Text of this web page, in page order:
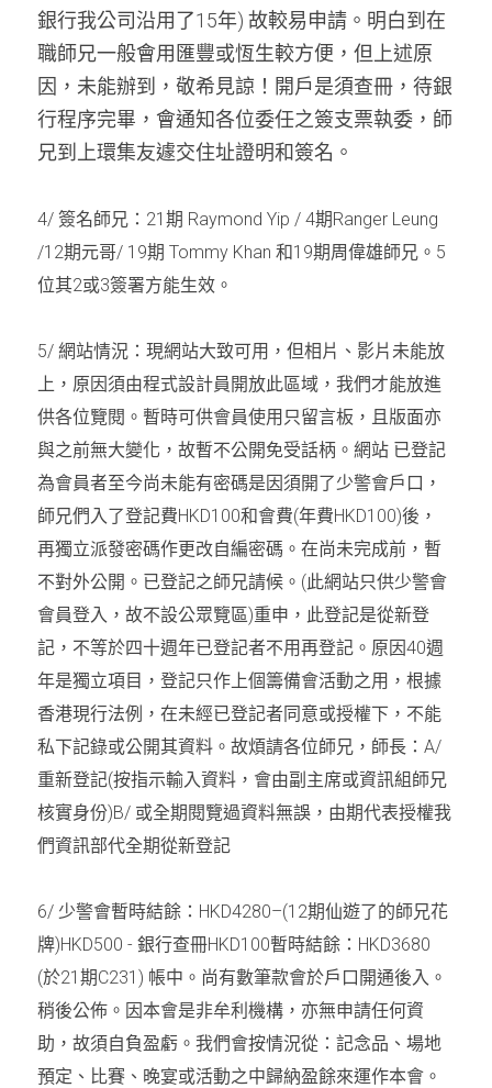
銀行我公司沿用了15年) 故較易申請。明白到在
職師兄一般會用匯豐或恆生較方便，但上述原
因，未能辦到，敬希見諒！開戶是須查冊，待銀
行程序完畢，會通知各位委任之簽支票執委，師
兄到上環集友遽交住址證明和簽名。
4/ 簽名師兄： 21 期 Raymond Yip / 4期Ranger Leung
/12期元哥/ 19期 Tommy Khan 和19期周偉雄師兄。 5
位其2或3簽署方能生效。
5/ 網站情況：現網站大致可用，但相片、影片未能放
上，原因須由程式設計員開放此區域，我們才能放進
供各位覽閱。暫時可供會員使用只留言板，且版面亦
與之前無大變化，故暫不公開免受話柄。網站 已登記
為會員者至今尚未能有密碼是因須開了少警會戶口，
師兄們入了登記費HKD100和會費(年費HKD100)後，
再獨立派發密碼作更改自編密碼。在尚未完成前，暫
不對外公開。已登記之師兄請候。 (此網站只供少警會
會員登入，故不設公眾覽區)重申，此登記是從新登
記，不等於四十週年已登記者不用再登記。原因40週
年是獨立項目，登記只作上個籌備會活動之用，根據
香港現行法例，在未經已登記者同意或授權下，不能
私下記錄或公開其資料。故煩請各位師兄，師長：
重新登記(按指示輸入資料，會由副主席或資訊組師兄
核實身份)B/ 或全期閱覽過資料無誤，由期代表授權我
們資訊部代全期從新登記
6/ 少警會暫時結餘： HKD4280–(12期仙遊了的師兄花
牌)HKD500 - 銀行查冊HKD100暫時結餘： HKD3680
(於21 期C231) 帳中。尚有數筆款會於戶口開通後入。
稍後公佈。因本會是非牟利機構，亦無申請任何資
助，故須自負盈虧。我們會按情況從：記念品、場地
預定、比賽、晚宴或活動之中歸納盈餘來運作本會。